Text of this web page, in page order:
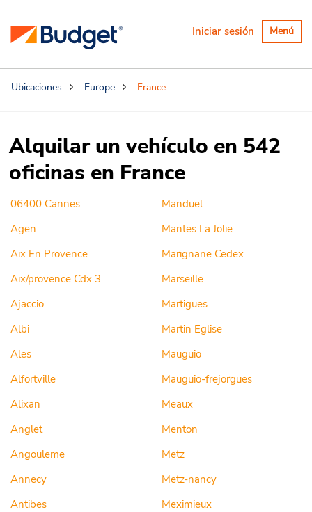
Alternar
Menú
Iniciar sesión
Ubicaciones Europe France
Alquilar un vehículo en 542
oficinas en France
06400 Cannes
Agen
Aix En Provence
Aix/provence Cdx 3
Ajaccio
Albi
Ales
Alfortville
Alixan
Anglet
Angouleme
Annecy
Antibes
Manduel
Mantes La Jolie
Marignane Cedex
Marseille
Martigues
Martin Eglise
Mauguio
Mauguio-frejorgues
Meaux
Menton
Metz
Metz-nancy
Meximieux